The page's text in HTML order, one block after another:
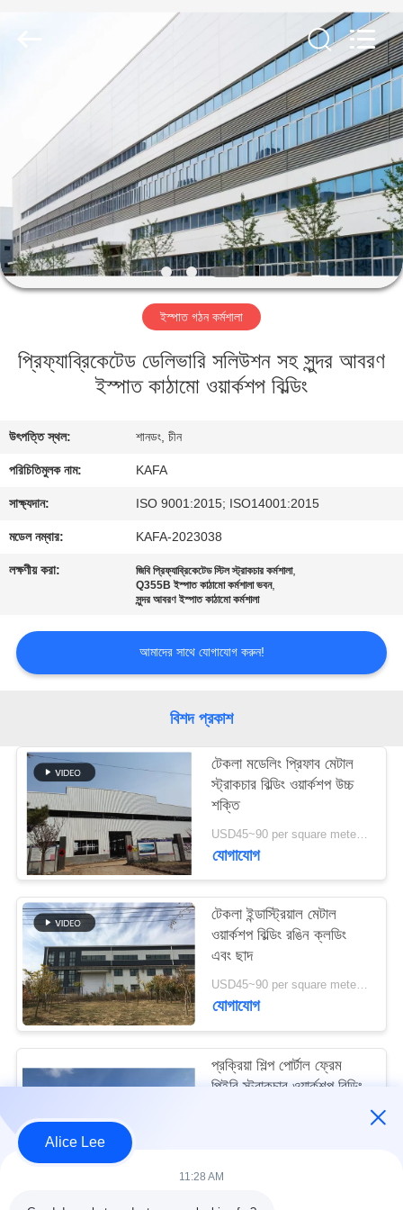
পণ্য
ভিডিও
ভিআর
শো
আমাদের
কারখানা
পরিদর্শন
গুণমান
নিয়ন্ত্রণ
সাথে
যোগাযোগ
মামলা
সাইট
ম্যাপ
গোপনীয়তা
নীতি
ইস্পাত গঠন কর্মশালা
প্রিফ্যাব্রিকেটেড ডেলিভারি সলিউশন সহ সুন্দর আবরণ
ইস্পাত কাঠামো ওয়ার্কশপ বিল্ডিং
উৎপত্তি স্থল: শানডং, চীন
পরিচিতিমুলক নাম: KAFA
সাক্ষ্যদান: ISO 9001:2015; ISO14001:2015
মডেল নম্বার: KAFA-2023038
লক্ষণীয় করা: জিবি প্রিফ্যাব্রিকেটেড স্টিল স্ট্রাকচার কর্মশালা,
Q355B ইস্পাত কাঠামো কর্মশালা ভবন,
সুন্দর আবরণ ইস্পাত কাঠামো কর্মশালা
আমাদের সাথে যোগাযোগ করুন!
বিশদ প্রকাশ
টেকলা মডেলিং প্রিফাব মেটাল
স্ট্রাকচার বিল্ডিং ওয়ার্কশপ উচ্চ
শক্তি
USD45~90 per square meter MOQ:1000 বর্গ মিটার
যোগাযোগ
টেকলা ইন্ডাস্ট্রিয়াল মেটাল
ওয়ার্কশপ বিল্ডিং রঙিন ক্লডিং
এবং ছাদ
USD45~90 per square meter MOQ:1000 বর্গ মিটার
যোগাযোগ
প্রক্রিয়া শিল্প পোর্টাল ফ্রেম
পিইবি স্ট্রাকচার ওয়ার্কশপ বিল্ডিং
Alice Lee
11:28 AM